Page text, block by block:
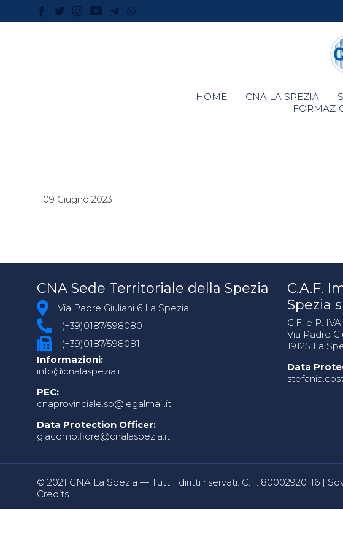
HOME CNA LA SPEZIA
09 Giugno 2023
CNA Sede Territoriale della Spezia
Via Padre Giuliani 6 La Spezia
(+39)0187/598080
(+39)0187/598081
Informazioni:
info@cnalaspezia.it
PEC:
cnaprovinciale.sp@legalmail.it
Data Protection Officer:
giacomo.fiore@cnalaspezia.it
C.A.F.
Spezia
C.F. e P. IVA
Via Padre
19125 La
Data
© 2021 CNA La Spezia — Tutti i diritti riservati. C.F. 80002920116 |
Credits